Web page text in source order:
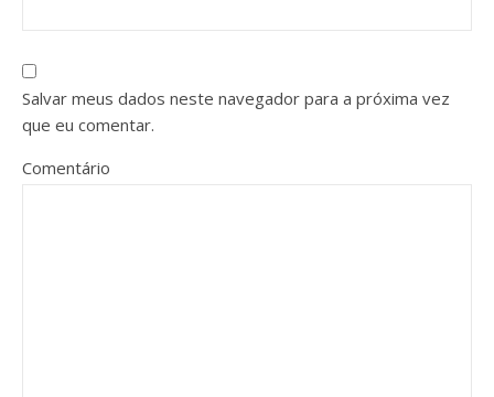
Salvar meus dados neste navegador para a próxima vez
que eu comentar.
Comentário